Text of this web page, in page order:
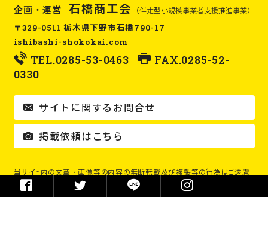
企画・運営 石橋商工会 （伴走型小規模事業者支援推進事業）
〒329-0511 栃木県下野市石橋790-17
ishibashi-shokokai.com
TEL.0285-53-0463
FAX.0285-52-
0330
サイトに関するお問合せ
掲載依頼はこちら
当サイト内の文章・画像等の内容の無断転載及び複製等の行為はご遠慮
ください。